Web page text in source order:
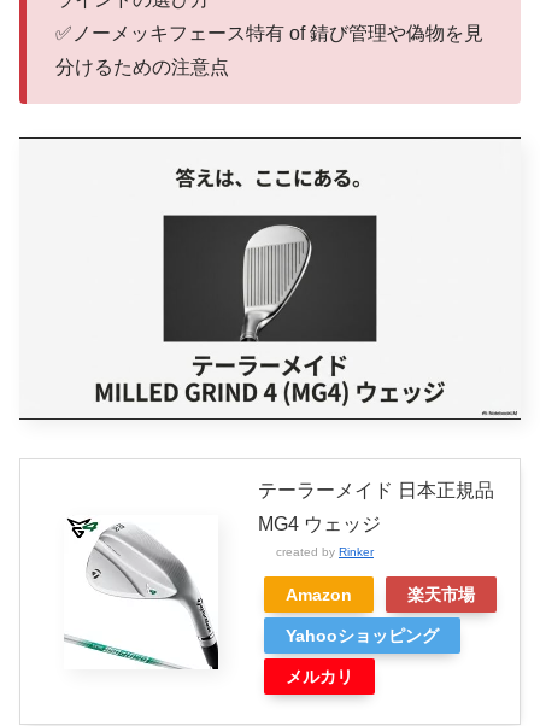
✅ノーメッキフェース特有 of 錆び管理や偽物を見
分けるための注意点
テーラーメイド 日本正規品
MG4 ウェッジ
created by Rinker
Amazon 楽天市場
Yahooショッピング
メルカリ